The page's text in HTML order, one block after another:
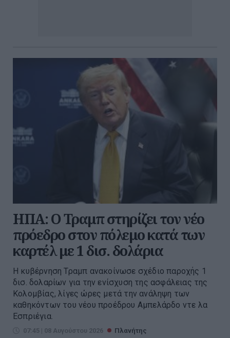
ΗΠΑ: Ο Τραμπ στηρίζει τον νέο
πρόεδρο στον πόλεμο κατά των
καρτέλ με 1 δισ. δολάρια
Η κυβέρνηση Τραμπ ανακοίνωσε σχέδιο παροχής 1
δισ. δολαρίων για την ενίσχυση της ασφάλειας της
Κολομβίας, λίγες ώρες μετά την ανάληψη των
καθηκόντων του νέου προέδρου Αμπελάρδο ντε λα
Εσπριέγια.
07:45 | 08 Αυγούστου 2026 Πλανήτης